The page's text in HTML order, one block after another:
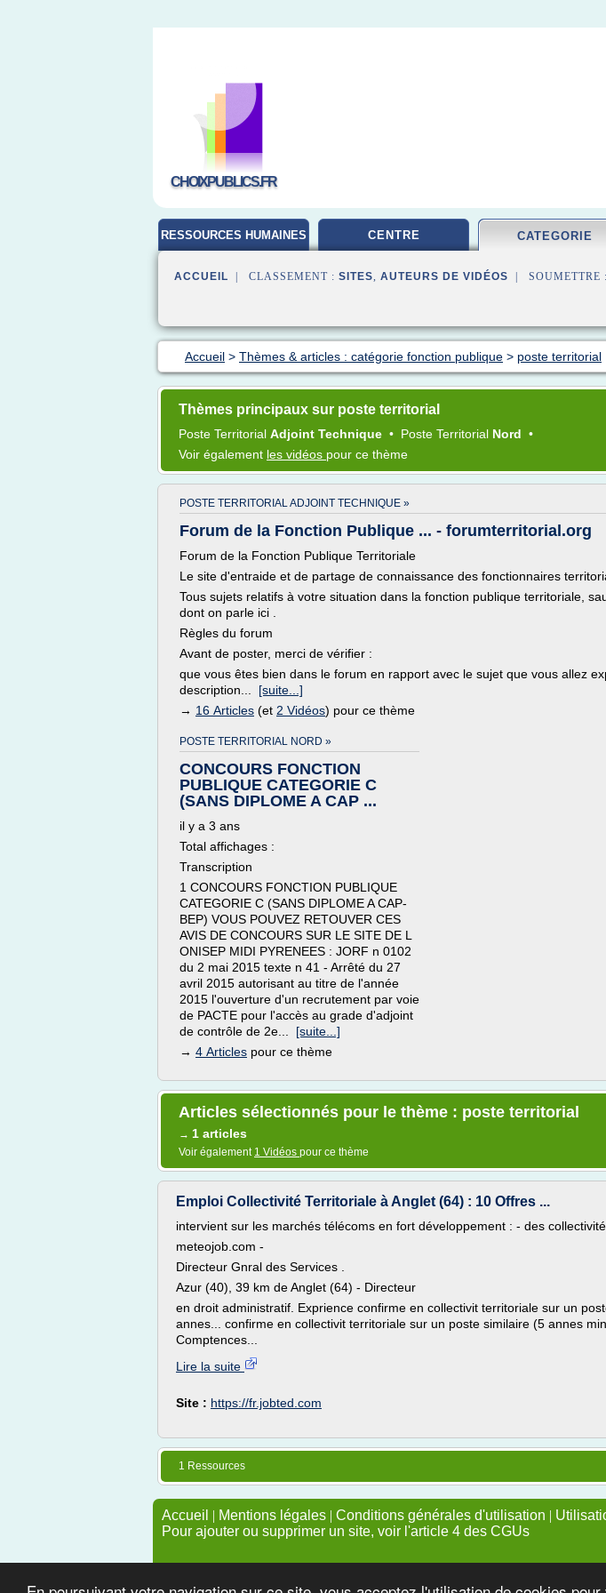
CHOIXPUBLICS.FR
RESSOURCES HUMAINES CENTRE CATEGORIE
ACCUEIL | CLASSEMENT : SITES, AUTEURS DE VIDÉOS | SOUMETTRE :
Accueil > Thèmes & articles : catégorie fonction publique > poste territorial
Thèmes principaux sur poste territorial
Poste Territorial Adjoint Technique • Poste Territorial Nord •
Voir également les vidéos pour ce thème
POSTE TERRITORIAL ADJOINT TECHNIQUE »
Forum de la Fonction Publique ... - forumterritorial.org
Forum de la Fonction Publique Territoriale
Le site d'entraide et de partage de connaissance des fonctionnaires
Tous sujets relatifs à votre situation dans la fonction publique territoriale,
dont on parle ici .
Règles du forum
Avant de poster, merci de vérifier :
que vous êtes bien dans le forum en rapport avec le sujet que vous allez
description... [suite...]
→ 16 Articles (et 2 Vidéos) pour ce thème
POSTE TERRITORIAL NORD »
CONCOURS FONCTION
PUBLIQUE CATEGORIE C
(SANS DIPLOME A CAP ...
il y a 3 ans
Total affichages :
Transcription
1 CONCOURS FONCTION PUBLIQUE
CATEGORIE C (SANS DIPLOME A CAP-
BEP) VOUS POUVEZ RETOUVER CES
AVIS DE CONCOURS SUR LE SITE DE L
ONISEP MIDI PYRENEES : JORF n 0102
du 2 mai 2015 texte n 41 - Arrêté du 27
avril 2015 autorisant au titre de l'année
2015 l'ouverture d'un recrutement par voie
de PACTE pour l'accès au grade d'adjoint
de contrôle de 2e... [suite...]
→ 4 Articles pour ce thème
Articles sélectionnés pour le thème : poste territorial
→ 1 articles
Voir également 1 Vidéos pour ce thème
Emploi Collectivité Territoriale à Anglet (64) : 10 Offres ...
intervient sur les marchés télécoms en fort développement : - des
meteojob.com -
Directeur Gnral des Services .
Azur (40), 39 km de Anglet (64) - Directeur
en droit administratif. Exprience confirme en collectivit territoriale sur un
annes... confirme en collectivit territoriale sur un poste similaire (5 annes
Comptences...
Lire la suite
Site : https://fr.jobted.com
1 Ressources
Accueil | Mentions légales | Conditions générales d'utilisation |
Pour ajouter ou supprimer un site, voir l'article 4 des CGUs